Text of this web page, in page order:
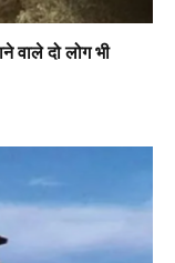
वाले दो लोग भी